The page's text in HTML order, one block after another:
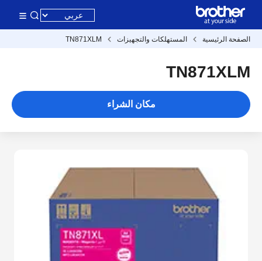
الصفحة الرئيسية المستهلكات والتجهيزات TN871XLM
TN871XLM
مكان الشراء